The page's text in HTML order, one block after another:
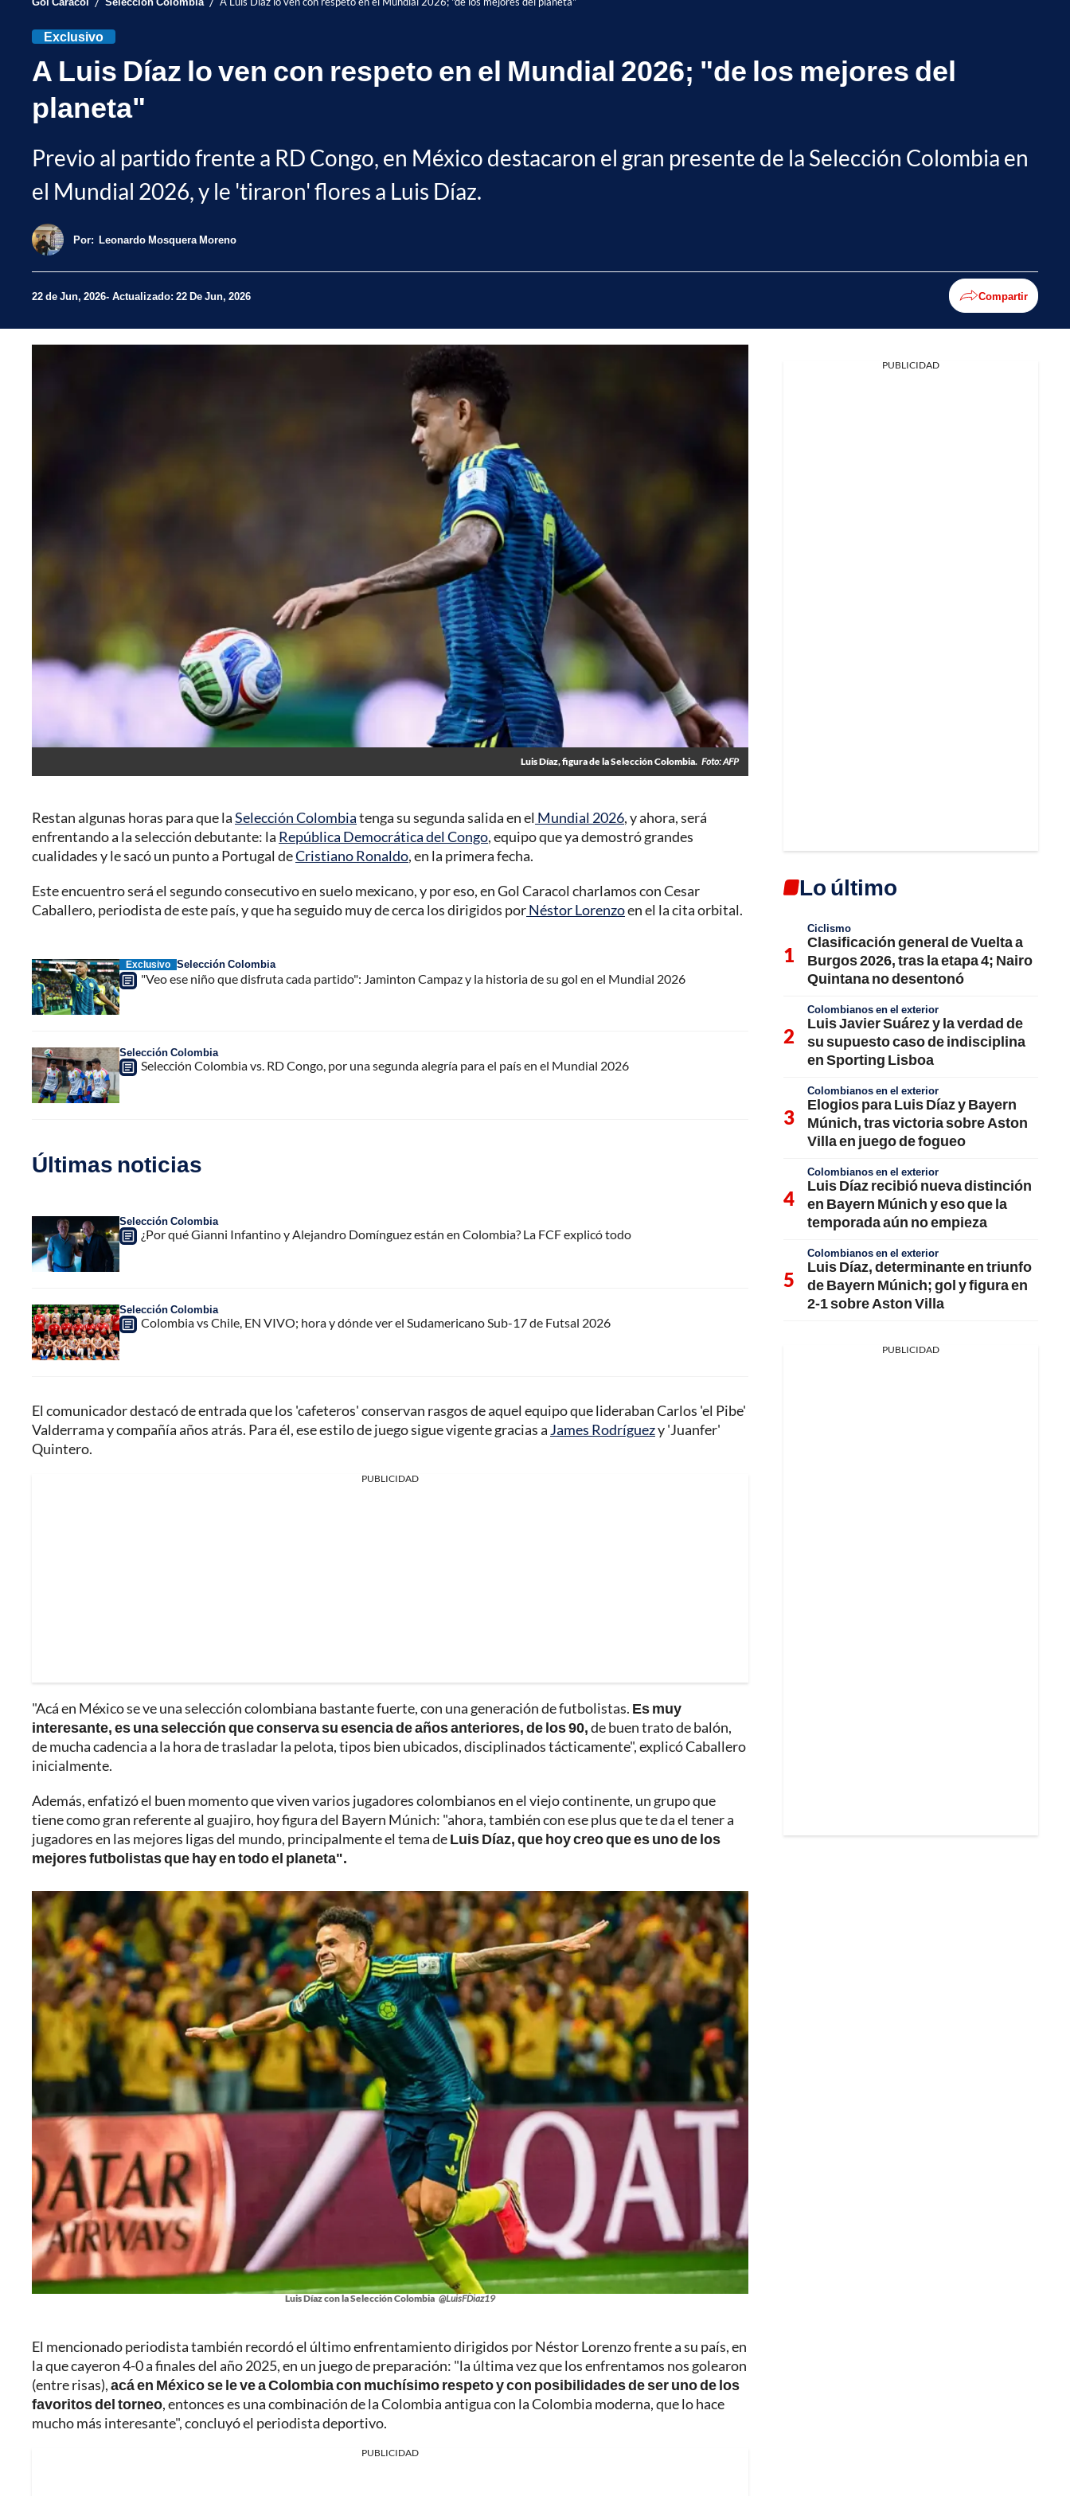
Exclusivo
A Luis Díaz lo ven con respeto en el Mundial 2026; "de los mejores del
planeta"
Previo al partido frente a RD Congo, en México destacaron el gran presente de la Selección Colombia en
el Mundial 2026, y le 'tiraron' flores a Luis Díaz.
Por: Leonardo Mosquera Moreno
22 de Jun, 2026 Actualizado: 22 De Jun, 2026 Compartir
Luis Díaz, figura de la Selección Colombia. Foto: AFP
Restan algunas horas para que laSelección Colombiatenga su segunda salida en el Mundial 2026, y ahora, será
enfrentando a la selección debutante: la República Democrática del Congo, equipo que ya demostró grandes
cualidades y le sacó un punto a Portugal deCristiano Ronaldo, en la primera fecha.
Este encuentro será el segundo consecutivo en suelo mexicano, y por eso, en Gol Caracol charlamos con Cesar
Caballero, periodista de este país, y que ha seguido muy de cerca los dirigidos porNéstor Lorenzoen el la cita orbital.
Exclusivo Selección Colombia
"Veo ese niño que disfruta cada partido": Jaminton Campaz y la historia de su gol en el Mundial 2026
Selección Colombia
Selección Colombia vs. RD Congo, por una segunda alegría para el país en el Mundial 2026
Últimas noticias
Selección Colombia
¿Por qué Gianni Infantino y Alejandro Domínguez están en Colombia? La FCF explicó todo
Selección Colombia
Colombia vs Chile, EN VIVO; hora y dónde ver el Sudamericano Sub-17 de Futsal 2026
El comunicador destacó de entrada que los 'cafeteros' conservan rasgos de aquel equipo que lideraban Carlos 'el Pibe'
Valderrama y compañía años atrás. Para él, ese estilo de juego sigue vigente gracias a James Rodríguezy 'Juanfer'
Quintero.
PUBLICIDAD
"Acá en México se ve una selección colombiana bastante fuerte, con una generación de futbolistas. Es muy
interesante, es una selección que conserva su esencia de años anteriores, de los 90,de buen trato de balón,
de mucha cadencia a la hora de trasladar la pelota, tipos bien ubicados, disciplinados tácticamente", explicó Caballero
inicialmente.
Además, enfatizó el buen momento que viven varios jugadores colombianos en el viejo continente, un grupo que
tiene como gran referente al guajiro, hoy figura del Bayern Múnich: "ahora, también con ese plus que te da el tener a
jugadores en las mejores ligas del mundo, principalmente el tema deLuis Díaz, que hoy creo que es uno de los
mejores futbolistas que hay en todo el planeta".
Luis Díaz con la Selección Colombia @LuisFDiaz19
El mencionado periodista también recordó el último enfrentamiento dirigidos por Néstor Lorenzo frente a su país, en
la que cayeron 4-0 a finales del año 2025, en un juego de preparación: "la última vez que los enfrentamos nos golearon
(entre risas),acá en México se le ve a Colombia con muchísimo respeto y con posibilidades de ser uno de los
favoritos del torneo, entonces es una combinación de la Colombia antigua con la Colombia moderna, que lo hace
mucho más interesante", concluyó el periodista deportivo.
PUBLICIDAD
PUBLICIDAD
Lo último
Ciclismo
Clasificación general de Vuelta a
Burgos 2026, tras la etapa 4; Nairo
Quintana no desentonó
Colombianos en el exterior
Luis Javier Suárez y la verdad de
su supuesto caso de indisciplina
en Sporting Lisboa
Colombianos en el exterior
Elogios para Luis Díaz y Bayern
Múnich, tras victoria sobre Aston
Villa en juego de fogueo
Colombianos en el exterior
Luis Díaz recibió nueva distinción
en Bayern Múnich y eso que la
temporada aún no empieza
Colombianos en el exterior
Luis Díaz, determinante en triunfo
de Bayern Múnich; gol y figura en
2-1 sobre Aston Villa
PUBLICIDAD